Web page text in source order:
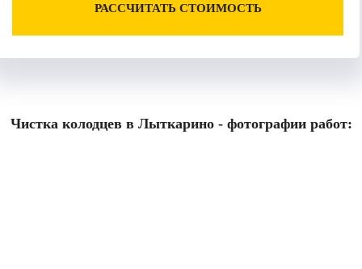
РАССЧИТАТЬ СТОИМОСТЬ
Чистка колодцев в Лыткарино - фотографии работ: